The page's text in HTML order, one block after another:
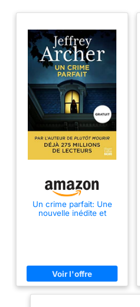
Un crime parfait: Une
nouvelle inédite et